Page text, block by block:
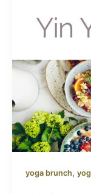
yoga brunch,